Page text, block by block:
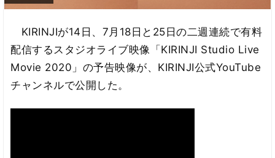
KIRINJIが14日、7月18日と25日の二週連続で有料
配信するスタジオライブ映像「KIRINJI Studio Live
Movie 2020」の予告映像が、KIRINJI公式YouTube
チャンネルで公開した。